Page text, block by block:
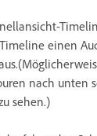
einen
nach unten
sehen.)